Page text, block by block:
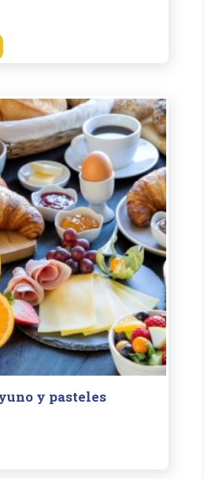
y pasteles